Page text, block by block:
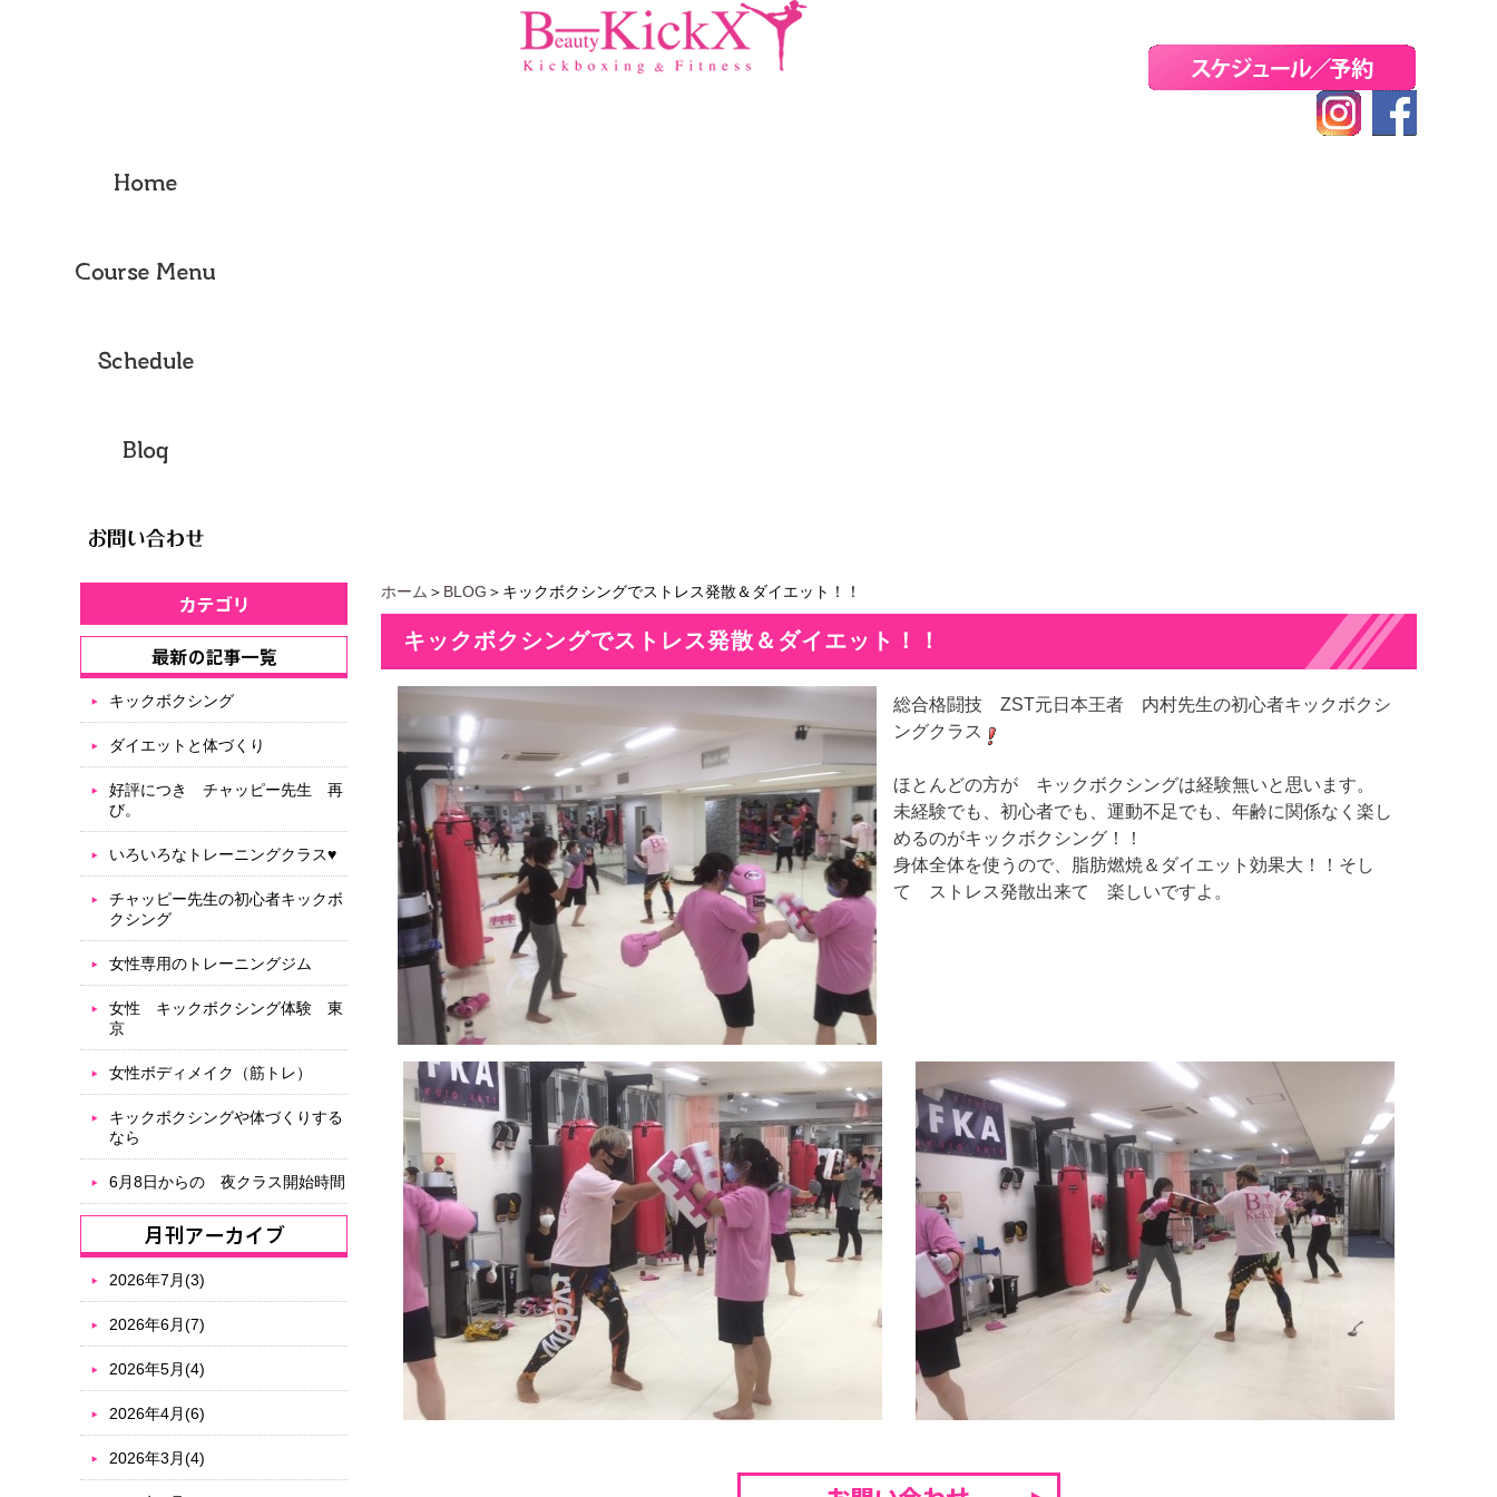
ホーム ＞ BLOG ＞キックボクシングでストレス発散＆ダイエット！！
キックボクシングでストレス発散＆ダイエット！！
総合格闘技 ZST元日本王者 内村先生の初心者キックボクシ
ングクラス
ほとんどの方が キックボクシングは経験無いと思います。
未経験でも、初心者でも、運動不足でも、年齢に関係なく楽し
めるのがキックボクシング！！
身体全体を使うので、脂肪燃焼＆ダイエット効果大！！そし
て ストレス発散出来て 楽しいですよ。
キックボクシング
ダイエットと体づくり
好評につき チャッピー先生 再
び。
いろいろなトレーニングクラス♥
チャッピー先生の初心者キックボ
クシング
女性専用のトレーニングジム
女性 キックボクシング体験 東
京
女性ボディメイク（筋トレ）
キックボクシングや体づくりする
なら
6月8日からの 夜クラス開始時間
2026年7月(3)
2026年6月(7)
2026年5月(4)
2026年4月(6)
2026年3月(4)